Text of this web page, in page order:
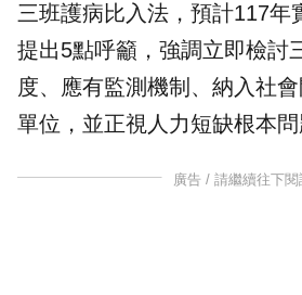
三班護病比入法 ，預計117
提出5點呼籲，強調立即檢討
度、應有監測機制、納入社會
單位，並正視 人力短缺根本問
廣告 / 請繼續往下閱